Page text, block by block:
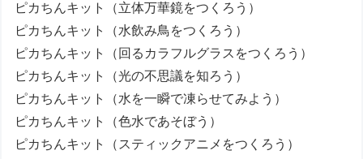
ピカちんキット（立体万華鏡をつくろう）
ピカちんキット（水飲み鳥をつくろう）
ピカちんキット（回るカラフルグラスをつくろう）
ピカちんキット（光の不思議を知ろう）
ピカちんキット（水を一瞬で凍らせてみよう）
ピカちんキット（色水であそぼう）
ピカちんキット（スティックアニメをつくろう）